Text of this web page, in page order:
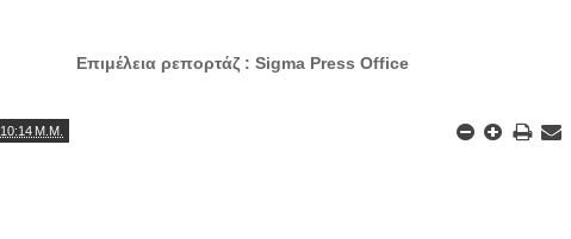
Επιμέλεια ρεπορτάζ : Sigma Press Office
10:14 Μ.Μ.